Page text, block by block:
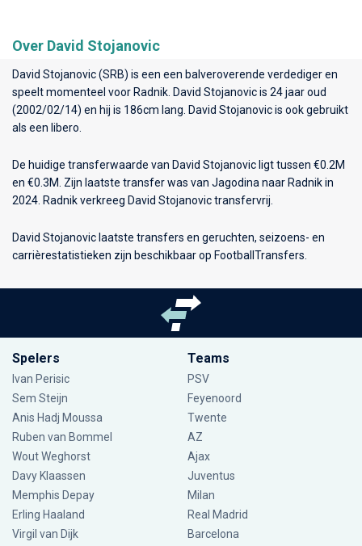
Over David Stojanovic
David Stojanovic (SRB) is een een balveroverende verdediger en
speelt momenteel voor Radnik . David Stojanovic is 24 jaar oud
(2002/02/14) en hij is 186cm lang. David Stojanovic is ook gebruikt
als een libero.
De huidige transferwaarde van David Stojanovic ligt tussen €0.2M
en €0.3M. Zijn laatste transfer was van Jagodina naar Radnik in
2024. Radnik verkreeg David Stojanovic transfervrij.
David Stojanovic laatste transfers en geruchten, seizoens- en
carrièrestatistieken zijn beschikbaar op FootballTransfers.
Spelers
Ivan Perisic
Sem Steijn
Anis Hadj Moussa
Ruben van Bommel
Wout Weghorst
Davy Klaassen
Memphis Depay
Erling Haaland
Virgil van Dijk
Teams
PSV
Feyenoord
Twente
AZ
Ajax
Juventus
Milan
Real Madrid
Barcelona